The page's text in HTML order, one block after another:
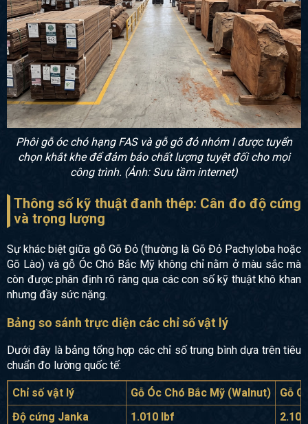
Phôi gỗ óc chó hạng FAS và gỗ gõ đỏ nhóm I được tuyển
chọn khắt khe để đảm bảo chất lượng tuyệt đối cho mọi
công trình. (Ảnh: Sưu tầm internet)
Thông số kỹ thuật đanh thép: Cân đo độ cứng
và trọng lượng
Sự khác biệt giữa gỗ Gõ Đỏ (thường là Gõ Đỏ Pachyloba hoặc
Gõ Lào) và gỗ Óc Chó Bắc Mỹ không chỉ nằm ở màu sắc mà
còn được phân định rõ ràng qua các con số kỹ thuật khô khan
nhưng đầy sức nặng.
Bảng so sánh trực diện các chỉ số vật lý
Dưới đây là bảng tổng hợp các chỉ số trung bình dựa trên tiêu
chuẩn đo lường quốc tế:
Chỉ số vật lý Gỗ Óc Chó Bắc Mỹ (Walnut)
Gỗ
Độ cứng Janka
1.010 lbf